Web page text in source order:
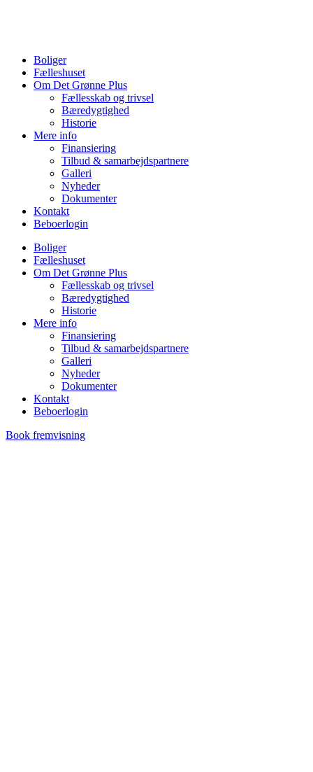
Boliger
Fælleshuset
Om Det Grønne Plus
Fællesskab og trivsel
Bæredygtighed
Historie
Mere info
Finansiering
Tilbud & samarbejdspartnere
Galleri
Nyheder
Dokumenter
Kontakt
Beboerlogin
Boliger
Fælleshuset
Om Det Grønne Plus
Fællesskab og trivsel
Bæredygtighed
Historie
Mere info
Finansiering
Tilbud & samarbejdspartnere
Galleri
Nyheder
Dokumenter
Kontakt
Beboerlogin
Book fremvisning